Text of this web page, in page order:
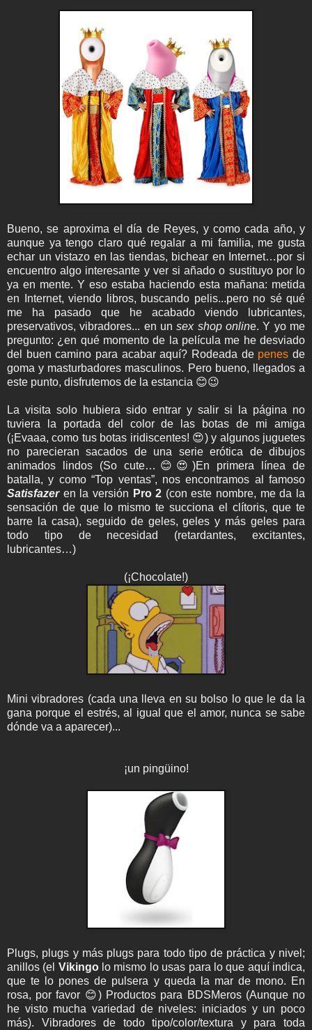
Bueno, se aproxima el día de Reyes, y como cada año, y
aunque ya tengo claro qué regalar a mi familia, me gusta
echar un vistazo en las tiendas, bichear en Internet…por si
encuentro algo interesante y ver si añado o sustituyo por lo
ya en mente. Y eso estaba haciendo esta mañana: metida
en Internet, viendo libros, buscando pelis...pero no sé qué
me ha pasado que he acabado viendo lubricantes,
preservativos, vibradores... en unsex shop online. Y yo me
pregunto: ¿en qué momento de la película me he desviado
del buen camino para acabar aquí? Rodeada de penes de
goma y masturbadores masculinos. Pero bueno, llegados a
este punto, disfrutemos de la estancia 😊😉
La visita solo hubiera sido entrar y salir si la página no
tuviera la portada del color de las botas de mi amiga
(¡Evaaa, como tus botas iridiscentes! 😍) y algunos juguetes
no parecieran sacados de una serie erótica de dibujos
animados lindos (So cute…😊😍)En primera línea de
batalla, y como “Top ventas”, nos encontramos al famoso
Satisfazeren la versión Pro 2 (con este nombre, me da la
sensación de que lo mismo te succiona el clítoris, que te
barre la casa), seguido de geles, geles y más geles para
todo tipo de necesidad (retardantes, excitantes,
lubricantes…)
(¡Chocolate!)
Mini vibradores (cada una lleva en su bolso lo que le da la
gana porque el estrés, al igual que el amor, nunca se sabe
dónde va a aparecer)...
¡un pingüino!
Plugs, plugs y más plugs para todo tipo de práctica y nivel;
anillos (el Vikingolo mismo lo usas para lo que aquí indica,
que te lo pones de pulsera y queda la mar de mono. En
rosa, por favor 😊) Productos para BDSMeros (Aunque no
he visto mucha variedad de niveles: iniciados y un poco
más). Vibradores de todo tipo/color/textura y para toda